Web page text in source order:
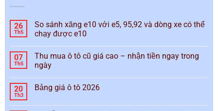
26
Th5
So sánh xăng e10 với e5, 95,92 và dòng xe có thể
chạy được e10
07
Th5
Thu mua ô tô cũ giá cao – nhận tiền ngay trong
ngày
20
Th3
Bảng giá ô tô 2026